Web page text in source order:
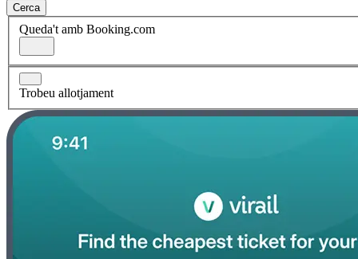
Cerca
Queda't amb Booking.com
Trobeu allotjament